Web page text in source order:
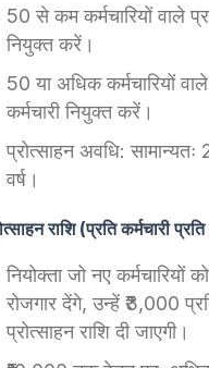
50 से कम कर्मचारियों वाले
नियुक्त करें।
50 या अधिक कर्मचारियों
कर्मचारी नियुक्त करें।
प्रोत्साहन अवधि: सामान्यतः
वर्ष।
राशि (प्रति कर्मचारी
नियोक्ता जो नए
रोजगार देंगे, उन्हें ₹3,000
प्रोत्साहन राशि दी जाएगी।